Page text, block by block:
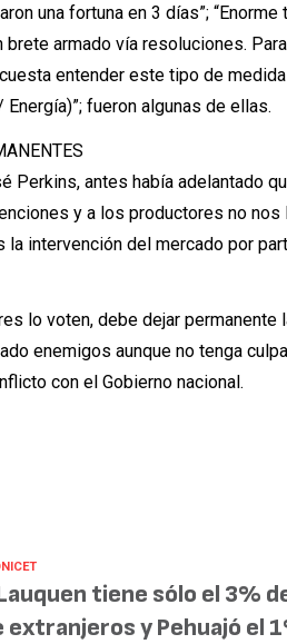
una fortuna en 3 días”;
brete armado vía resoluciones.
entender este tipo de
fueron algunas de ellas.
Perkins, antes había adelantado
y a los productores no nos
la intervención del mercado por
lo voten, debe dejar permanente
enemigos aunque no tenga
con el Gobierno nacional.
tiene sólo el 3%
extranjeros y Pehuajó el